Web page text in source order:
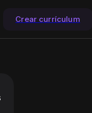
Crear currículum